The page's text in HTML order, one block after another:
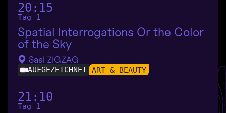
20:15
Tag 1
Spatial Interrogations Or the Color
of the Sky
Saal ZIGZAG
AUFGEZEICHNET ART & BEAUTY
21:10
Tag 1